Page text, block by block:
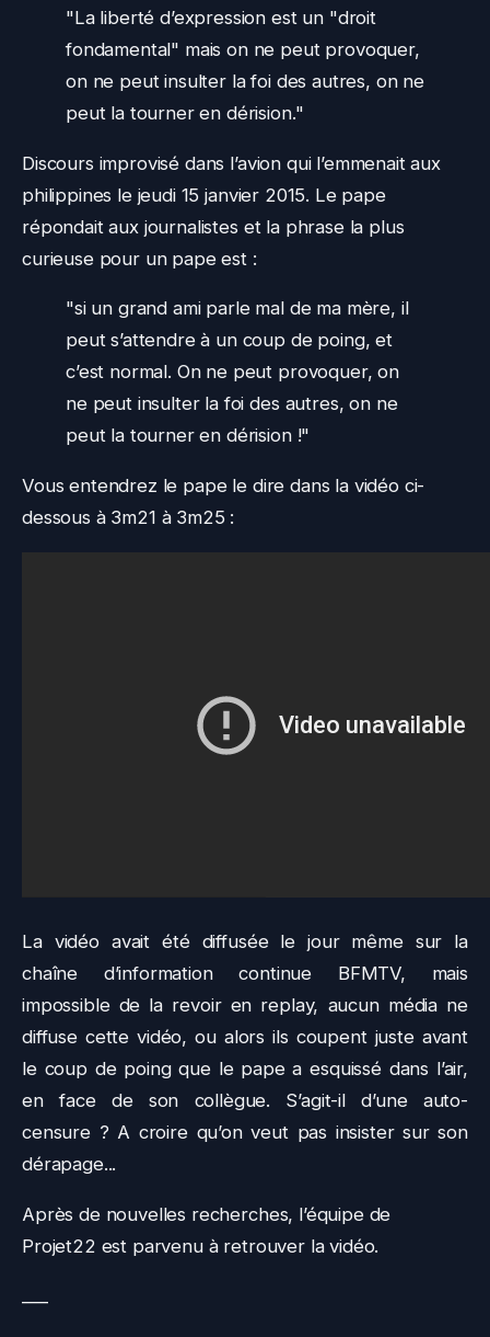
"La liberté d’expression est un "droit
fondamental" mais on ne peut provoquer,
on ne peut insulter la foi des autres, on ne
peut la tourner en dérision."
Discours improvisé dans l’avion qui l’emmenait aux
philippines le jeudi 15 janvier 2015. Le pape
répondait aux journalistes et la phrase la plus
curieuse pour un pape est :
"si un grand ami parle mal de ma mère, il
peut s’attendre à un coup de poing, et
c’est normal. On ne peut provoquer, on
ne peut insulter la foi des autres, on ne
peut la tourner en dérision !"
Vous entendrez le pape le dire dans la vidéo ci-
dessous à 3m21 à 3m25 :
La vidéo avait été diffusée le jour même sur la
chaîne d’information continue BFMTV, mais
impossible de la revoir en replay, aucun média ne
diffuse cette vidéo, ou alors ils coupent juste avant
le coup de poing que le pape a esquissé dans l’air,
en face de son collègue. S’agit-il d’une auto-
censure ? A croire qu’on veut pas insister sur son
dérapage...
Après de nouvelles recherches, l’équipe de
Projet22 est parvenu à retrouver la vidéo.